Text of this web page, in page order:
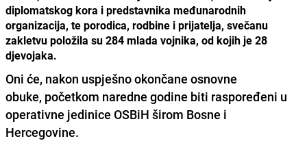
diplomatskog kora i predstavnika međunarodnih
organizacija, te porodica, rodbine i prijatelja, svečanu
zakletvu položila su 284 mlada vojnika, od kojih je 28
djevojaka.
Oni će, nakon uspješno okončane osnovne
obuke, početkom naredne godine biti raspoređeni u
operativne jedinice OSBiH širom Bosne i
Hercegovine.